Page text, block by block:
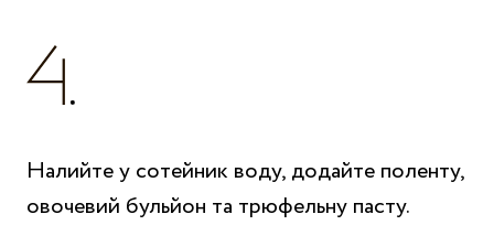
Налийте у сотейник воду, додайте поленту,
овочевий бульйон та трюфельну пасту.